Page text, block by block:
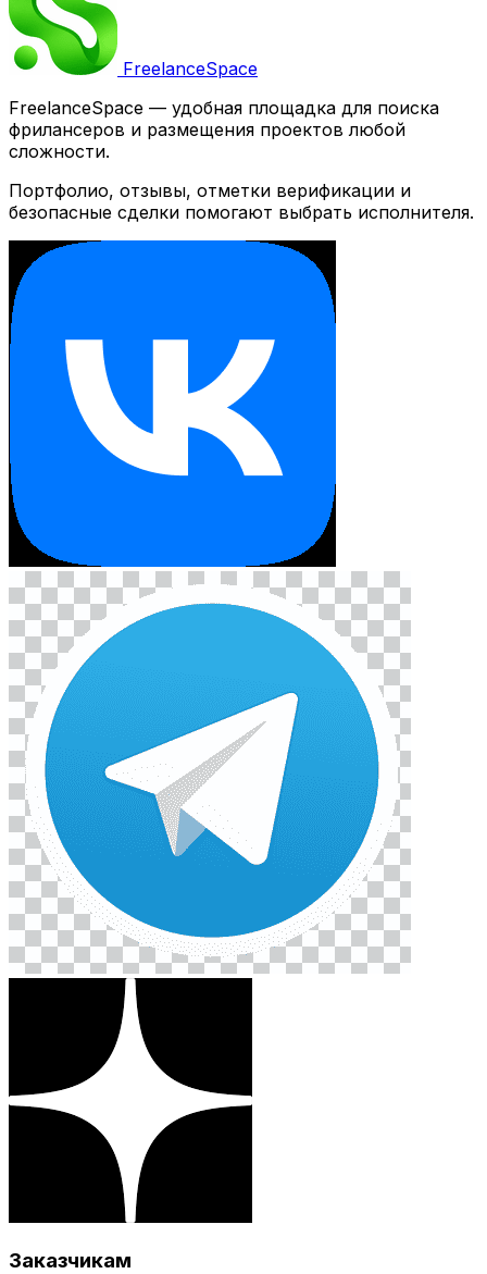
FreelanceSpace
FreelanceSpace — удобная площадка для поиска
фрилансеров и размещения проектов любой
сложности.
Портфолио, отзывы, отметки верификации и
безопасные сделки помогают выбрать исполнителя.
Заказчикам